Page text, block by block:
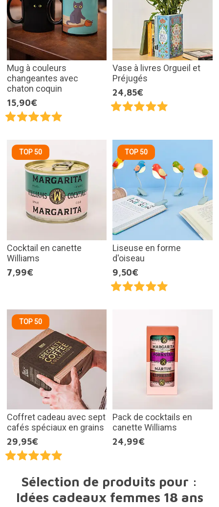
Mug à couleurs
changeantes avec
chaton coquin
15,90€
Vase à livres Orgueil et
Préjugés
24,85€
TOP 50
Cocktail en canette
Williams
7,99€
TOP 50
Liseuse en forme
d'oiseau
9,50€
TOP 50
Coffret cadeau avec sept
cafés spéciaux en grains
29,95€
Pack de cocktails en
canette Williams
24,99€
Sélection de produits pour :
Idées cadeaux femmes 18 ans